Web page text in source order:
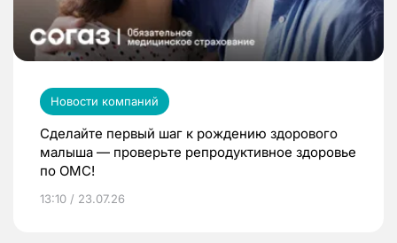
Новости компаний
Сделайте первый шаг к рождению здорового
малыша — проверьте репродуктивное здоровье
по ОМС!
13:10 / 23.07.26